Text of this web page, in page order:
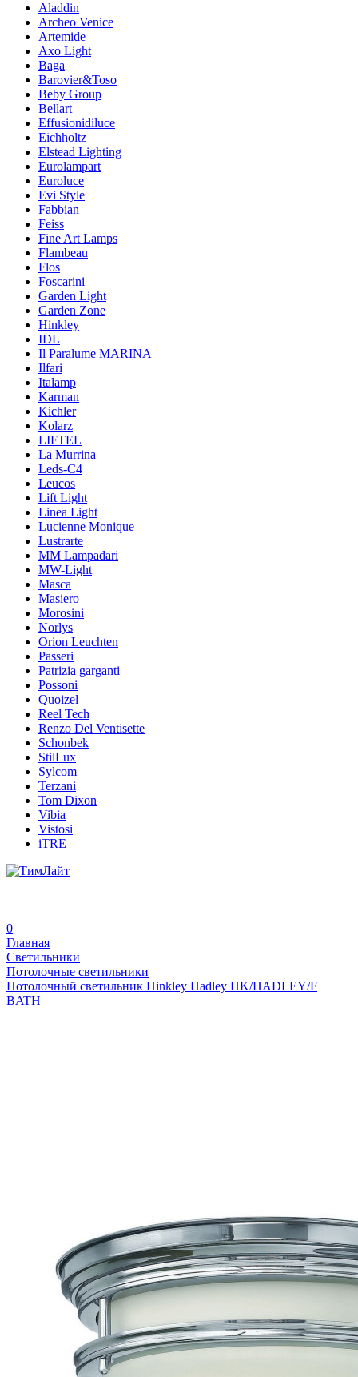
Aladdin
Archeo Venice
Artemide
Axo Light
Baga
Barovier&Toso
Beby Group
Bellart
Effusionidiluce
Eichholtz
Elstead Lighting
Eurolampart
Euroluce
Evi Style
Fabbian
Feiss
Fine Art Lamps
Flambeau
Flos
Foscarini
Garden Light
Garden Zone
Hinkley
IDL
Il Paralume MARINA
Ilfari
Italamp
Karman
Kichler
Kolarz
LIFTEL
La Murrina
Leds-C4
Leucos
Lift Light
Linea Light
Lucienne Monique
Lustrarte
MM Lampadari
MW-Light
Masca
Masiero
Morosini
Norlys
Orion Leuchten
Passeri
Patrizia garganti
Possoni
Quoizel
Reel Tech
Renzo Del Ventisette
Schonbek
StilLux
Sylcom
Terzani
Tom Dixon
Vibia
Vistosi
iTRE
0
Главная
Светильники
Потолочные светильники
Потолочный светильник Hinkley Hadley HK/HADLEY/F
BATH